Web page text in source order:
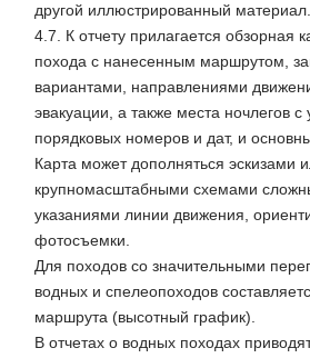
другой иллюстрированный материал.
4.7. К отчету прилагается обзорная
похода с нанесенным маршрутом,
вариантами, направлениями
эвакуации, а также места ночлегов с
порядковых номеров и дат, и
Карта может дополняться эскизами
крупномасштабными схемами
указаниями линии движения,
фотосъемки.
Для походов со значительными
водных и спелеопоходов
маршрута (высотный график).
В отчетах о водных походах